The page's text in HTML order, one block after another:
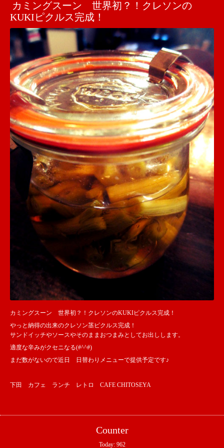
カミングスーン 世界初？！クレソンの
KUKIピクルス完成！
カミングスーン 世界初？！クレソンのKUKIピクルス完成！
やっと納得の出来のクレソン茎ピクルス完成！
サンドイッチやソースやそのままおつまみとしてお出しします。
適度な辛みがクセニなる(#^^#)
まだ数がないので近日 日替わりメニューで提供予定です♪
下田 カフェ ランチ レトロ CAFE CHITOSEYA
Counter
Today: 962